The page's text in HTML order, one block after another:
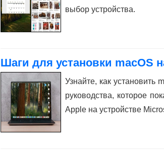
выбор устройства.
Шаги для установки macOS
Узнайте, как
руководства, которое
Apple на устройстве